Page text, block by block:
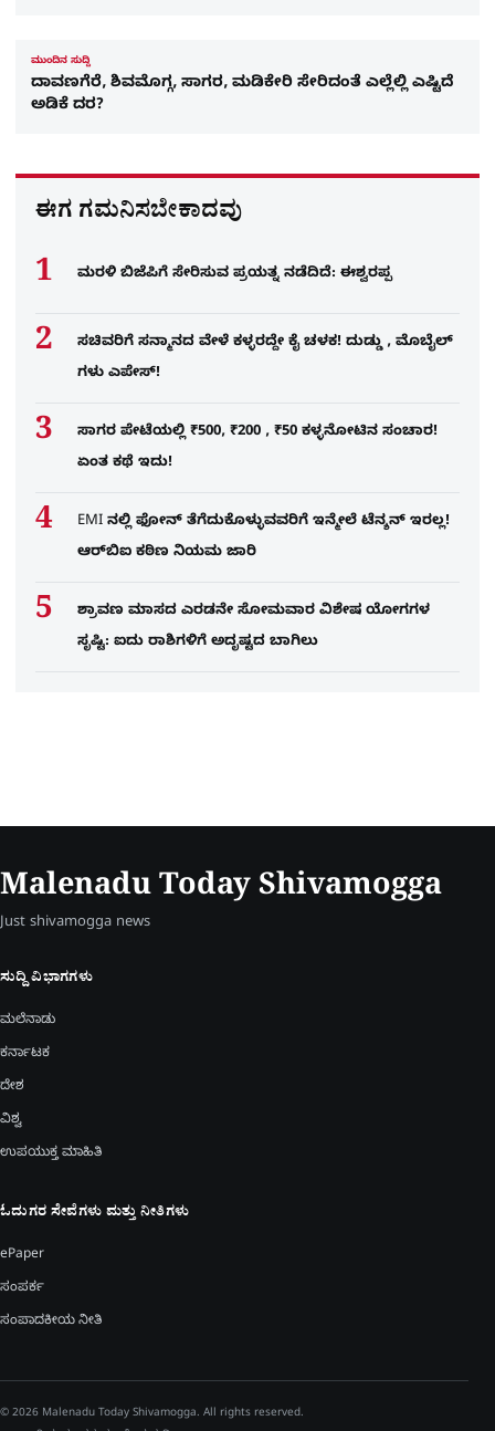
ಮುಂದಿನ ಸುದ್ದಿ
ದಾವಣಗೆರೆ, ಶಿವಮೊಗ್ಗ, ಸಾಗರ, ಮಡಿಕೇರಿ ಸೇರಿದಂತೆ ಎಲ್ಲೆಲ್ಲಿ ಎಷ್ಟಿದೆ
ಅಡಿಕೆ ದರ?
ಈಗ ಗಮನಿಸಬೇಕಾದವು
ಮರಳಿ ಬಿಜೆಪಿಗೆ ಸೇರಿಸುವ ಪ್ರಯತ್ನ ನಡೆದಿದೆ: ಈಶ್ವರಪ್ಪ
ಸಚಿವರಿಗೆ ಸನ್ಮಾನದ ವೇಳೆ ಕಳ್ಳರದ್ದೇ ಕೈ ಚಳಕ! ದುಡ್ಡು , ಮೊಬೈಲ್​
ಗಳು ಎಪೇಸ್!
ಸಾಗರ ಪೇಟೆಯಲ್ಲಿ ₹500, ₹200 , ₹50 ಕಳ್ಳನೋಟಿನ ಸಂಚಾರ!
ಏಂತ ಕಥೆ ಇದು!
EMI ನಲ್ಲಿ ಫೋನ್​ ತೆಗೆದುಕೊಳ್ಳುವವರಿಗೆ ಇನ್ಮೇಲೆ ಟೆನ್ಶನ್​ ಇರಲ್ಲ!
ಆರ್‌ಬಿಐ ಕಠಿಣ ನಿಯಮ ಜಾರಿ
ಶ್ರಾವಣ ಮಾಸದ ಎರಡನೇ ಸೋಮವಾರ ವಿಶೇಷ ಯೋಗಗಳ
ಸೃಷ್ಟಿ: ಐದು ರಾಶಿಗಳಿಗೆ ಅದೃಷ್ಟದ ಬಾಗಿಲು
Malenadu Today Shivamogga
Just shivamogga news
ಸುದ್ದಿ ವಿಭಾಗಗಳು
ಮಲೆನಾಡು
ಕರ್ನಾಟಕ
ದೇಶ
ವಿಶ್ವ
ಉಪಯುಕ್ತ ಮಾಹಿತಿ
ಓದುಗರ ಸೇವೆಗಳು ಮತ್ತು ನೀತಿಗಳು
ePaper
ಸಂಪರ್ಕ
ಸಂಪಾದಕೀಯ ನೀತಿ
© 2026 Malenadu Today Shivamogga. All rights reserved.